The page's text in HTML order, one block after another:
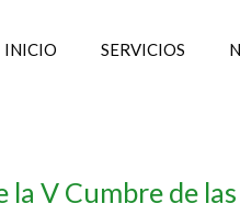
la V Cumbre de
INICIO SERVICIOS